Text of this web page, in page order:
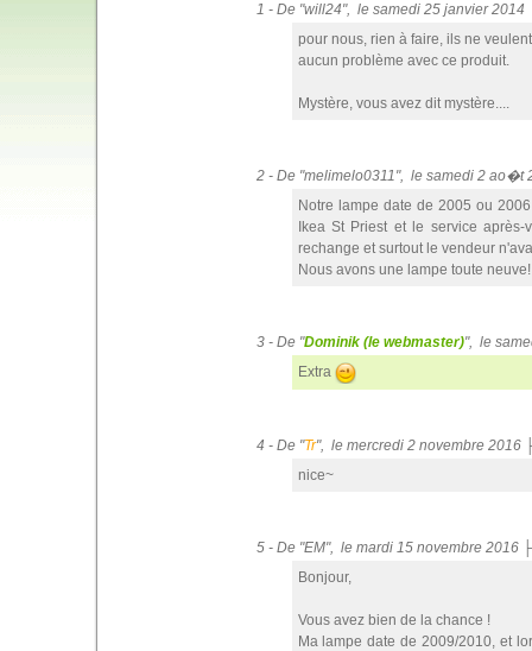
1 - De "will24", le samedi 25 janvier 2014
pour nous, rien à faire, ils ne
aucun problème avec ce produit.
Mystère, vous avez dit mystère....
2 - De "melimelo0311", le samedi 2 ao�t
Notre lampe date de 2005 ou
Ikea St Priest et le service
rechange et surtout le vendeur
Nous avons une lampe toute neuve!
3 - De "Dominik (le webmaster)", le
Extra
4 - De "Tr", le mercredi 2 novembre 2016
nice~
5 - De "EM", le mardi 15 novembre 2016
Bonjour,
Vous avez bien de la chance !
Ma lampe date de 2009/2010, et